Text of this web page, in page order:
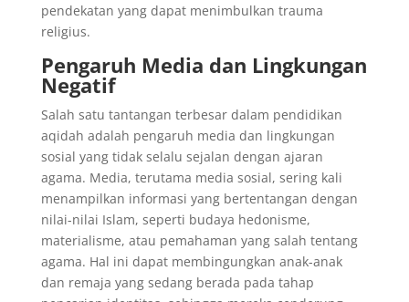
pendekatan yang dapat menimbulkan trauma
religius.
Pengaruh Media dan Lingkungan
Negatif
Salah satu tantangan terbesar dalam pendidikan
aqidah adalah pengaruh media dan lingkungan
sosial yang tidak selalu sejalan dengan ajaran
agama. Media, terutama media sosial, sering kali
menampilkan informasi yang bertentangan dengan
nilai-nilai Islam, seperti budaya hedonisme,
materialisme, atau pemahaman yang salah tentang
agama. Hal ini dapat membingungkan anak-anak
dan remaja yang sedang berada pada tahap